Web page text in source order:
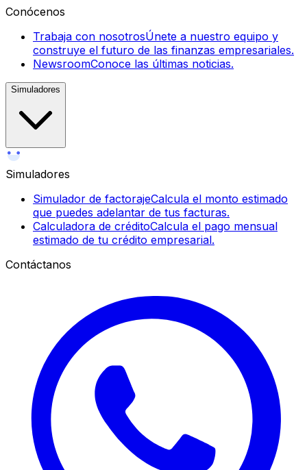
Conócenos
Trabaja con nosotrosÚnete a nuestro equipo y
construye el futuro de las finanzas empresariales.
NewsroomConoce las últimas noticias.
Simuladores
Simuladores
Simulador de factorajeCalcula el monto estimado
que puedes adelantar de tus facturas.
Calculadora de créditoCalcula el pago mensual
estimado de tu crédito empresarial.
Contáctanos